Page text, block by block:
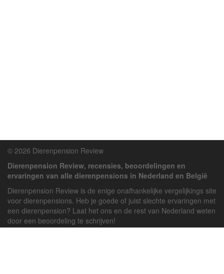
© 2026 Dierenpension Review
Dierenpension Review, recensies, beoordelingen en
ervaringen van alle dierenpensions in Nederland en België
Dierenpension Review is de enige onafhankelijke vergelijkings site
voor dierenpensions. Heb je goede of juist slechte ervaringen met
een dierenpension? Laat het ons en de rest van Nederland weten
door een beoordeling te schrijven!